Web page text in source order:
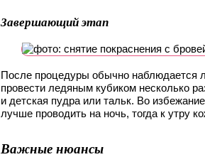
Завершающий этап
После процедуры обычно наблюдается
провести ледяным кубиком несколько
и детская пудра или тальк. Во
лучше проводить на ночь, тогда к утру
Важные нюансы